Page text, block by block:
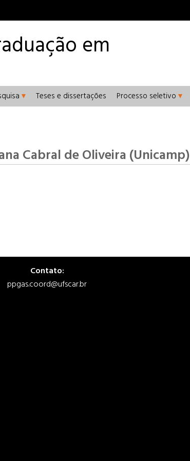
em
Teses e dissertações Processo seletivo
Cabral de Oliveira (Unicamp)
Contato:
ppgas.coord@ufscar.br